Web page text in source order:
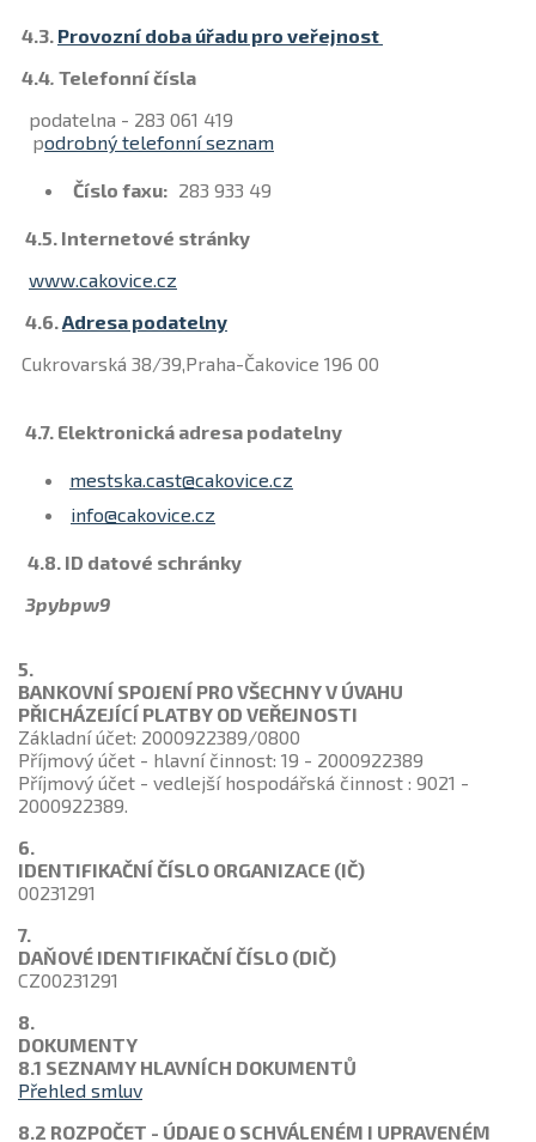
4.3. Provozní doba úřadu pro veřejnost
4.4. Telefonní čísla
podatelna - 283 061 419
podrobný telefonní seznam
Číslo faxu: 283 933 49
4.5. Internetové stránky
www.cakovice.cz
4.6.Adresa podatelny
Cukrovarská 38/39,Praha-Čakovice 196 00
4.7. Elektronická adresa podatelny
mestska.cast@cakovice.cz
info@cakovice.cz
4.8. ID datové schránky
3pybpw9
5.
BANKOVNÍ SPOJENÍ PRO VŠECHNY V ÚVAHU
PŘICHÁZEJÍCÍ PLATBY OD VEŘEJNOSTI
Základní účet: 2000922389/0800
Příjmový účet - hlavní činnost: 19 - 2000922389
Příjmový účet - vedlejší hospodářská činnost : 9021 -
2000922389.
6.
IDENTIFIKAČNÍ ČÍSLO ORGANIZACE (IČ)
00231291
7.
DAŇOVÉ IDENTIFIKAČNÍ ČÍSLO (DIČ)
CZ00231291
8.
DOKUMENTY
8.1 SEZNAMY HLAVNÍCH DOKUMENTŮ
Přehled smluv
8.2 ROZPOČET - ÚDAJE O SCHVÁLENÉM I UPRAVENÉM